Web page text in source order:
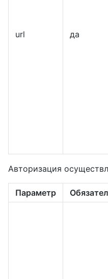
url да
Авторизация
Параметр